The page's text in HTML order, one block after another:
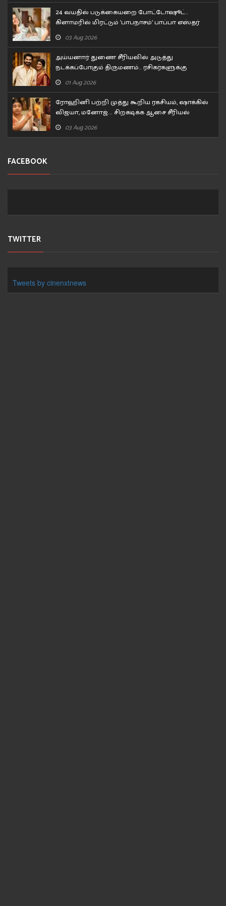
24 வயதில் படுக்கையறை போட்டோஷூட்..
கிளாமரில் மிரட்டும் 'பாபநாசம்' பாப்பா எஸ்தர்
அனில்!
03 Aug 2026
அய்யனார் துணை சீரியலில் அடுத்து
நடக்கப்போகும் திருமணம்.. ரசிகர்களுக்கு
சர்ப்ரைஸ்
01 Aug 2026
ரோஹினி பற்றி முத்து கூறிய ரகசியம், ஷாக்கில்
விஜயா, மனோஜ்... சிறகடிக்க ஆசை சீரியல்
எபிசோட்
03 Aug 2026
FACEBOOK
TWITTER
Tweets by cinenxtnews